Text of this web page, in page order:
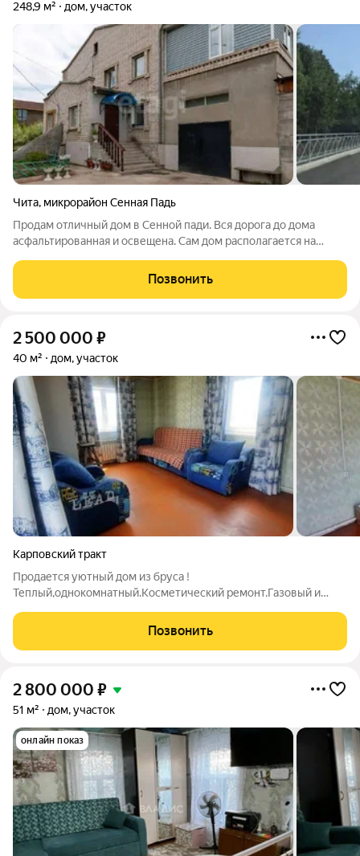
248,9 м² дом, участок
Чита, микрорайон Сенная Падь
Продам отличный дом в Сенной пади. Вся дорога до дома
асфальтированная и освещена. Сам дом располагается на
озеро и спортивная/детская площадка. Дом кирпичный
2005гп. Площадь дома 280м2. Толщина
Позвонить
2 500 000 ₽
40 м² дом, участок
Карповский тракт
Продается уютный дом из бруса !
Теплый,однокомнатный.Косметический ремонт.Газовый и
собственности,более подробную информацию по телефону.
Позвонить
2 800 000 ₽
51 м² дом, участок
онлайн показ